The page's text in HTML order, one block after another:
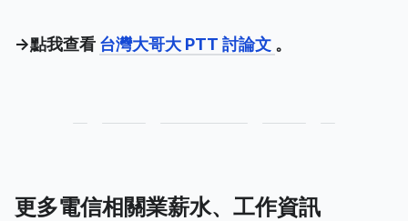
->點我查看 台灣大哥大 PTT 討論文 。
更多電信相關業薪水、工作資訊